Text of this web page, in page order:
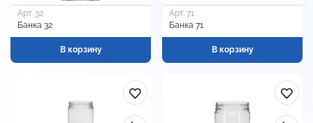
Арт. 32
Банка 32
В корзину
Арт. 71
Банка 71
В корзину